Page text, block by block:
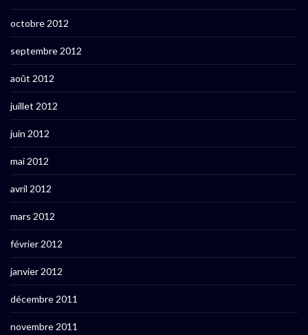
octobre 2012
septembre 2012
août 2012
juillet 2012
juin 2012
mai 2012
avril 2012
mars 2012
février 2012
janvier 2012
décembre 2011
novembre 2011